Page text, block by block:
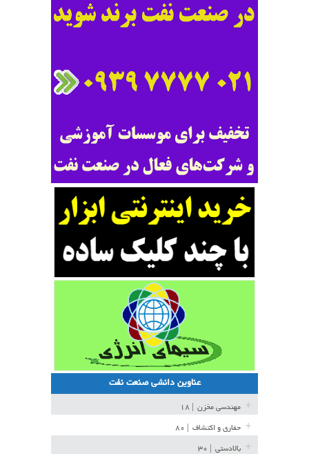
عناوین دانشی صنعت نفت
مهندسی مخزن
حفاری و اکتشاف
بالادستی